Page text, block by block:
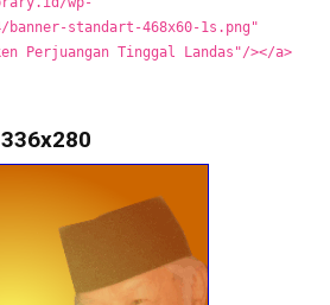
banner-standart-468x60-1s.png"
Perjuangan Tinggal Landas"/></a>